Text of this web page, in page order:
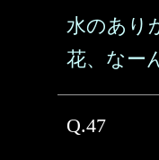
水のあり
花、なー
Q.47